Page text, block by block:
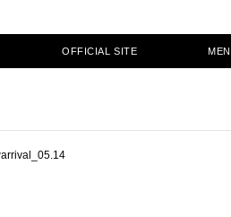
OFFICIAL SITE